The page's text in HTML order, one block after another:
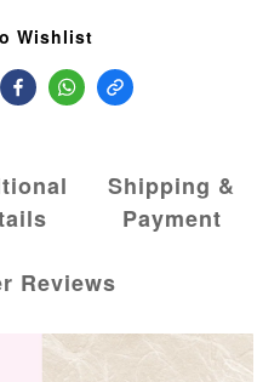
Wishlist
Shipping &
Payment
Reviews